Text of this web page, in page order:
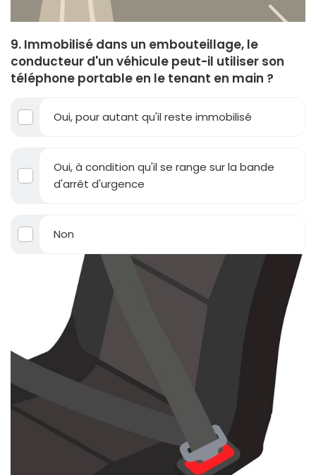
9. Immobilisé dans un embouteillage, le
conducteur d'un véhicule peut-il utiliser son
téléphone portable en le tenant en main ?
Oui, pour autant qu'il reste immobilisé
Oui, à condition qu'il se range sur la bande
d'arrêt d'urgence
Non